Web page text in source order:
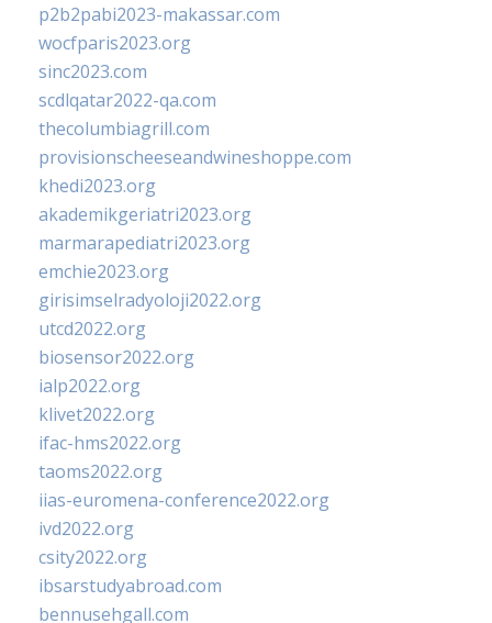
p2b2pabi2023-makassar.com
wocfparis2023.org
sinc2023.com
scdlqatar2022-qa.com
thecolumbiagrill.com
provisionscheeseandwineshoppe.com
khedi2023.org
akademikgeriatri2023.org
marmarapediatri2023.org
emchie2023.org
girisimselradyoloji2022.org
utcd2022.org
biosensor2022.org
ialp2022.org
klivet2022.org
ifac-hms2022.org
taoms2022.org
iias-euromena-conference2022.org
ivd2022.org
csity2022.org
ibsarstudyabroad.com
bennusehgall.com